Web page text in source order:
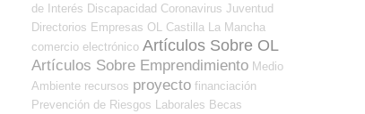
de Interés Discapacidad Coronavirus Juventud
Directorios Empresas OL
Castilla La Mancha
comercio electrónico Artículos Sobre OL
Artículos Sobre Emprendimiento Medio
Ambiente recursos proyecto financiación
Prevención de Riesgos Laborales Becas